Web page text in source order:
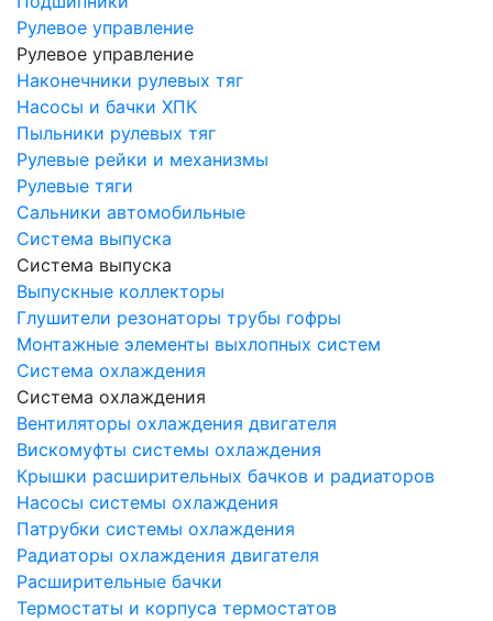
Рулевое управление
Рулевое управление
Наконечники рулевых тяг
Насосы и бачки ХПК
Пыльники рулевых тяг
Рулевые рейки и механизмы
Рулевые тяги
Сальники автомобильные
Система выпуска
Система выпуска
Выпускные коллекторы
Глушители резонаторы трубы гофры
Монтажные элементы выхлопных систем
Система охлаждения
Система охлаждения
Вентиляторы охлаждения двигателя
Вискомуфты системы охлаждения
Крышки расширительных бачков и радиаторов
Насосы системы охлаждения
Патрубки системы охлаждения
Радиаторы охлаждения двигателя
Расширительные бачки
Термостаты и корпуса термостатов